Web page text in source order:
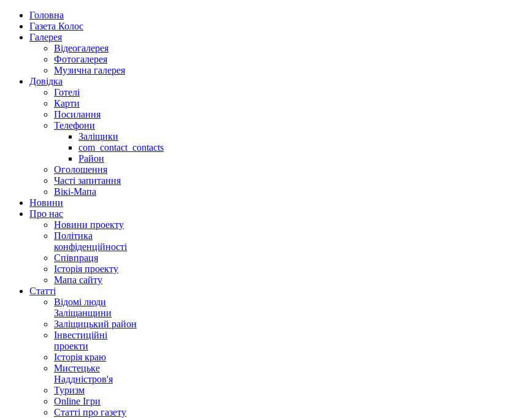
Головна
Газета Колос
Галерея
Відеогалерея
Фотогалерея
Музична галерея
Довідка
Готелі
Карти
Посилання
Телефони
Заліщики
com_contact_contacts
Район
Оголошення
Часті запитання
Вікі-Мапа
Новини
Про нас
Новини проекту
Політика
конфіденційності
Співпраця
Історія проекту
Мапа сайту
Статті
Відомі люди
Заліщанщини
Заліщицький район
Інвестиційні
проекти
Історія краю
Мистецьке
Наддністров'я
Туризм
Online Ігри
Статті про газету